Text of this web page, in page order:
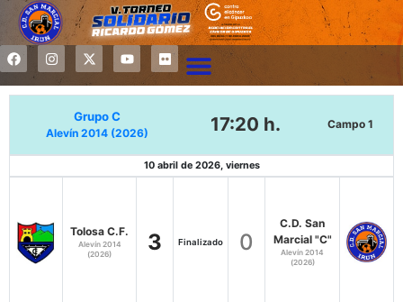
Grupo C
Alevín 2014 (2026) 17:20 h. Campo 1
10 abril de 2026, viernes
Tolosa C.F.
Alevín 2014
(2026)
3 Finalizado 0
C.D. San
Marcial "C"
Alevín 2014
(2026)